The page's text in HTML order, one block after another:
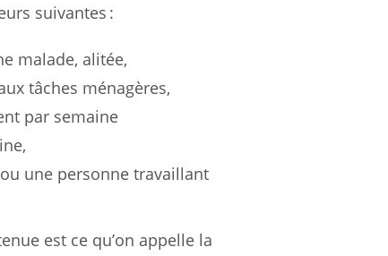
suivantes :
malade, alitée,
tâches ménagères,
par semaine
une personne travaillant
est ce qu’on appelle la